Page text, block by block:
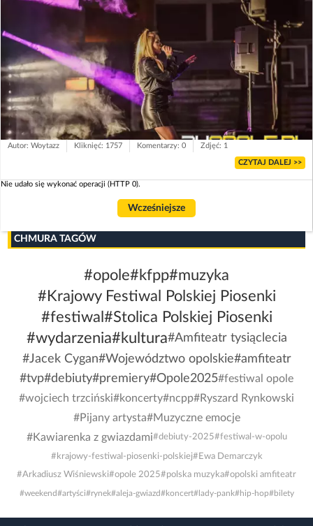
Autor: Woytazz Kliknięć: 1757 Komentarzy: 0 Zdjęć: 1
CZYTAJ DALEJ >>
Nie udało się wykonać operacji (HTTP 0).
Wcześniejsze
CHMURA TAGÓW
#opole#kfpp#muzyka
#Krajowy Festiwal Polskiej Piosenki
#festiwal #Stolica Polskiej Piosenki
#wydarzenia#kultura#Amfiteatr tysiąclecia
#Jacek Cygan#Województwo opolskie#amfiteatr
#tvp#debiuty#premiery#Opole2025#festiwal opole
#wojciech trzciński#koncerty#ncpp#Ryszard Rynkowski
#Pijany artysta#Muzyczne emocje
#Kawiarenka z gwiazdami#debiuty-2025#festiwal-w-opolu
#krajowy-festiwal-piosenki-polskiej#Ewa Demarczyk
#Arkadiusz Wiśniewski#opole 2025#polska muzyka#opolski amfiteatr
#weekend#artyści#rynek#aleja-gwiazd#koncert#lady-pank#hip-hop#bilety